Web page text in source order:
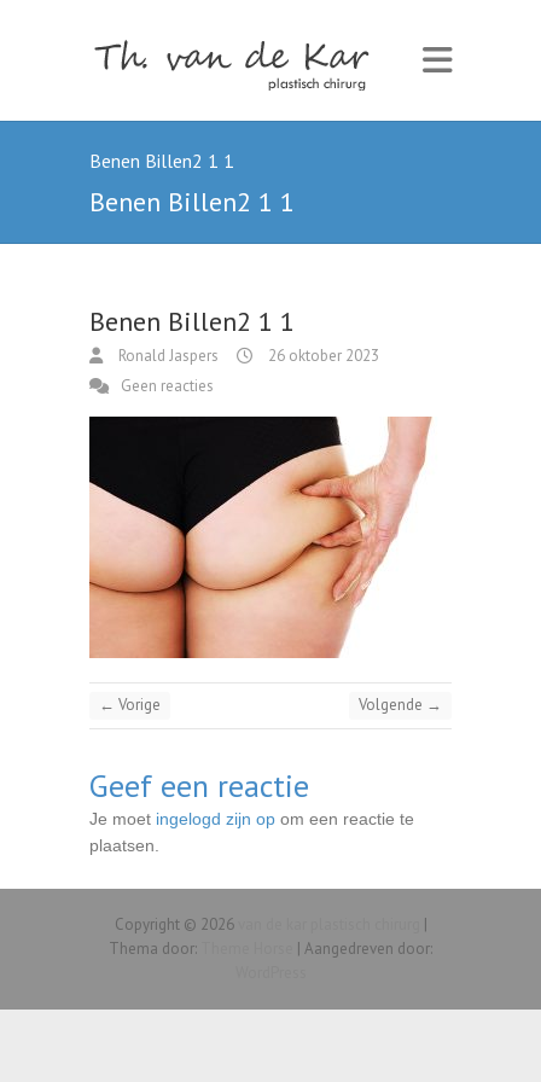
Benen Billen2 1 1
Benen Billen2 1 1
Benen Billen2 1 1
Ronald Jaspers
26 oktober 2023
Geen reacties
← Vorige Volgende →
Geef een reactie
Je moet ingelogd zijn op om een reactie te
plaatsen.
Copyright © 2026
|
Thema door:
| Aangedreven door: